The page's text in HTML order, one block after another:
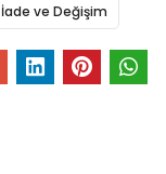
İade ve Değişim